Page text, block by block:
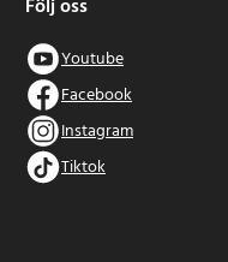
Följ oss
Youtube
Facebook
Instagram
Tiktok